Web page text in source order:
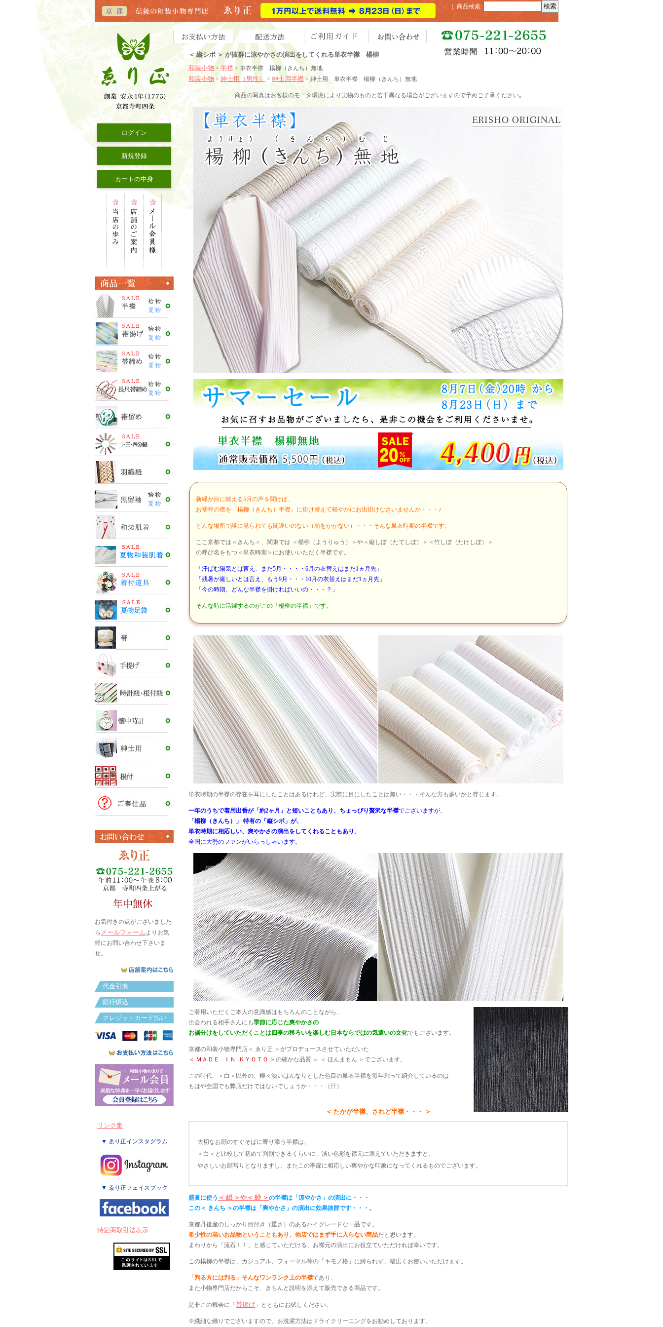
商品検索:
ログイン
新規登録
カートの中身
お気付きの点がございました
ら メールフォームよりお気
軽にお問い合わせ下さいま
せ。
代金引換
銀行振込
クレジットカード払い
リンク集
▼ ゑり正インスタグラム
▼ ゑり正フェイスブック
特定商取引法表示
＜ 縦シボ ＞ が抜群に涼やかさの演出をしてくれる単衣半襟 楊柳
和装小物 > 半襟 > 単衣半襟 楊柳（きんち）無地
和装小物 > 紳士用（男性） > 紳士用半襟 > 紳士用 単衣半襟 楊柳（きんち）無地
商品の写真はお客様のモニタ環境により実物のものと若干異なる場合がございますので予めご了承ください｡
新緑が目に映える5月の声を聞けば、
お襦袢の襟を「楊柳（きんち）半襟」に掛け替えて軽やかにお出掛けなさいませんか・・・♪
どんな場所で誰に見られても間違いのない（恥をかかない）・・・そんな単衣時期の半襟です。
ここ京都では＜きんち＞、関東では ＜楊柳（ようりゅう）＞や＜縦しぼ（たてしぼ）＞＜竹しぼ（たけしぼ）＞
の呼び名をもつ＜単衣時期＞にお使いいただく半襟です。
「汗ばむ陽気とは言え、まだ5月・・・・6月の衣替えはまだ1ヵ月先」
「残暑が厳しいとは言え、もう9月・・・10月の衣替えはまだ1ヵ月先」
「今の時期、どんな半襟を掛ければいいの・・・？」
そんな時に活躍するのがこの「楊柳の半襟」です。
単衣時期の半襟の存在を耳にしたことはあるけれど、実際に目にしたことは無い・・・そんな方も多いかと存じます。
一年のうちで着用出番が「約2ヶ月」と短いこともあり、ちょっぴり贅沢な半襟でございますが、
「楊柳（きんち）」 特有の「縦シボ」が、
単衣時期に相応しい、爽やかさの演出をしてくれることもあり、
全国に大勢のファンがいらっしゃいます。
ご着用いただくご本人の意識感はもちろんのことながら、
出会われる相手さんにも季節に応じた爽やかさの
お裾分けをしていただくことは四季の移ろいを楽しむ日本ならではの気遣いの文化でもございます。
京都の和装小物専門店＜ ゑり正 ＞がプロデュースさせていただいた
＜ ＭＡＤＥ ＩＮ ＫＹＯＴＯ ＞ の確かな品質 ＝ ＜ ほんまもん ＞でございます。
この時代、＜白＞以外の、極々淡いはんなりとした色目の単衣半襟を毎年創って紹介しているのは
もはや全国でも弊店だけではないでしょうか・・・（汗）
＜ たかが半襟、されど半襟・・・ ＞
大切なお顔のすぐそばに寄り添う半襟は、
＜白＞と比較して初めて判別できるくらいに、淡い色彩を襟元に添えていただきますと、
やさしいお顔写りとなりますし、またこの季節に相応しい爽やかな印象になってくれるものでございます。
盛夏に使う ＜ 絽 ＞や＜ 紗 ＞ の半襟は「涼やかさ」の演出に・・・
この＜ きんち ＞の半襟は「爽やかさ」の演出に効果抜群です・・・。
京都丹後産のしっかり目付き（重さ）のあるハイグレードな一品です。
希少性の高いお品物ということもあり、他店ではまず手に入らない商品だと思います。
まわりから「流石！！」と感じていただける、お襟元の演出にお役立ていただければ幸いです。
この楊柳の半襟は、カジュアル、フォーマル等の「キモノ格」に縛られず、幅広くお使いいただけます。
「判る方には判る」そんなワンランク上の半襟であり、
また小物専門店だからこそ、きちんと説明を添えて販売できる商品です。
是非この機会に「 帯揚げ 」とともにお試しください。
※繊細な織りでございますので、お洗濯方法はドライクリーニングをお勧めしております。